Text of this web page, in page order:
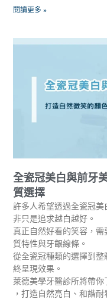
閱讀更多 »
全瓷冠美白與前牙
質選擇
許多人希望透過全瓷冠
非只是追求越白越好。
真正自然好看的笑容，
質特性與牙齦線條。
從全瓷冠種類的選擇到
終呈現效果。
萊德美學牙醫診所將帶
，打造自然亮白、和諧耐